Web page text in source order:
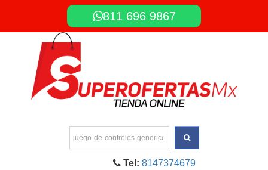
811 696 9867
Tel: 8147374679